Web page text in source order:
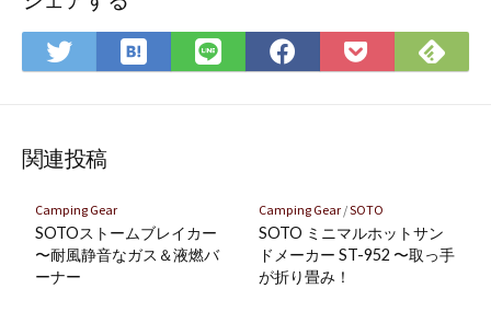
Twitter
で
ア
は
て
ー
ク
LINE
で
Facebook
で
Pocket
に
で
関連投稿
Camping Gear
SOTOストームブレイカー
〜耐風静音なガス＆液燃バ
ーナー
Camping Gear/SOTO
SOTO ミニマルホットサン
ドメーカー ST-952 〜取っ手
が折り畳み！